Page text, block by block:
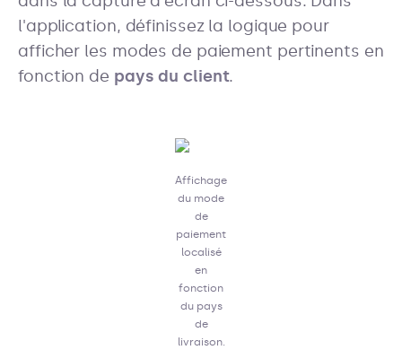
l'application, définissez la logique pour
afficher les modes de paiement pertinents en
fonction de pays du client.
Affichage
du mode
de
paiement
localisé
en
fonction
du pays
de
livraison.